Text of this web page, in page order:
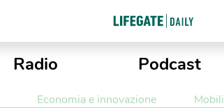
Radio Podcast
Economia e innovazione